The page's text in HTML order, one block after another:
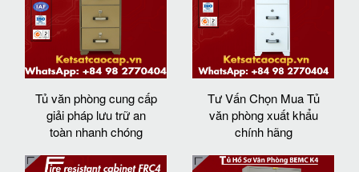
Tủ văn phòng cung cấp
giải pháp lưu trữ an
toàn nhanh chóng
Tư Vấn Chọn Mua Tủ
văn phòng xuất khẩu
chính hãng